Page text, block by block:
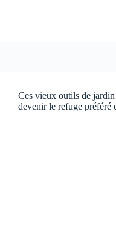
Ces vieux outils de
devenir le refuge préféré